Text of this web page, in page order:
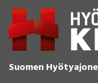
Suomen